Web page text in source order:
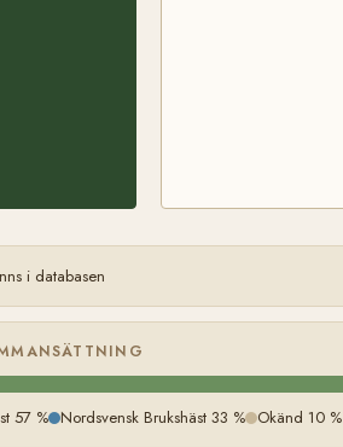
i databasen
57 % Nordsvensk Brukshäst 33 % Okänd 10 %